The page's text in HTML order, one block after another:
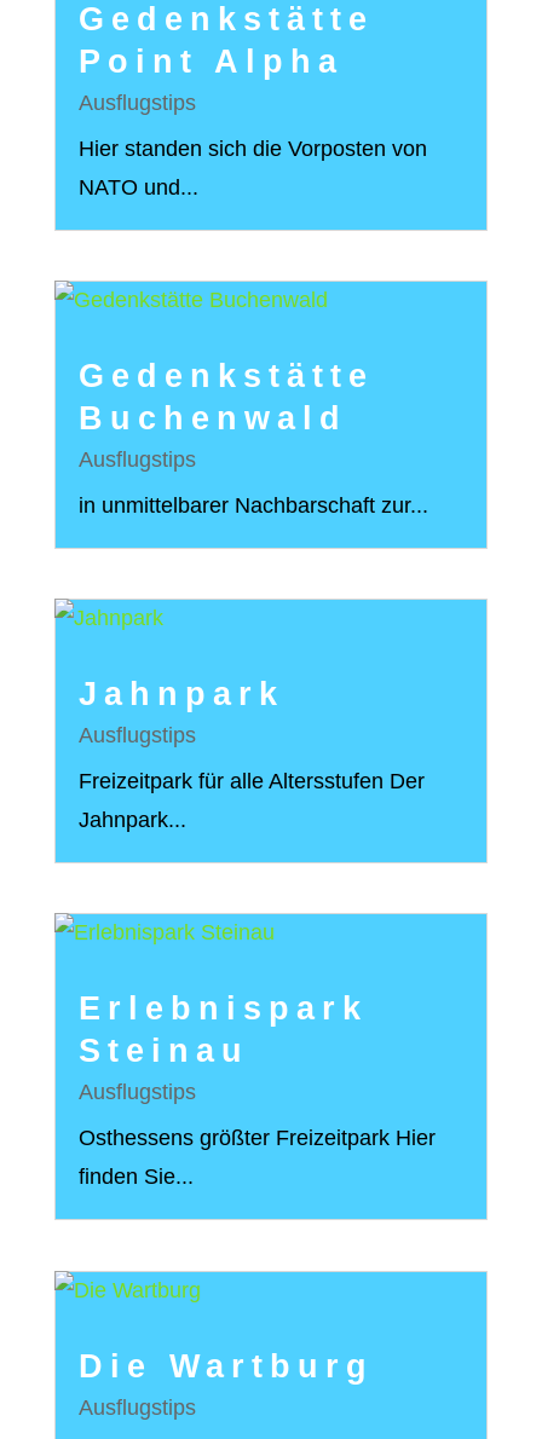
Gedenkstätte
Point Alpha
Ausflugstips
Hier standen sich die Vorposten von
NATO und...
Gedenkstätte
Buchenwald
Ausflugstips
in unmittelbarer Nachbarschaft zur...
Jahnpark
Ausflugstips
Freizeitpark für alle Altersstufen Der
Jahnpark...
Erlebnispark
Steinau
Ausflugstips
Osthessens größter Freizeitpark Hier
finden Sie...
Die Wartburg
Ausflugstips